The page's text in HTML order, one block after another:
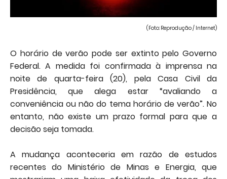
(Foto: Reprodução / Internet)
O horário de verão pode ser extinto pelo Governo
Federal. A medida foi confirmada à imprensa na
noite de quarta-feira (20), pela Casa Civil da
Presidência, que alega estar “avaliando a
conveniência ou não do tema horário de verão”. No
entanto, não existe um prazo formal para que a
decisão seja tomada.
A mudança aconteceria em razão de estudos
recentes do Ministério de Minas e Energia, que